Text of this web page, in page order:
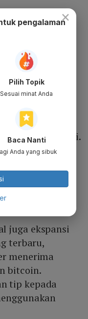
Musk Tesla
pada Februari.
El Salvador,
dari
Morgan dan
juga ekspansi
terbaru,
menerima
bitcoin.
tip kepada
×
pengalaman
Pilih Topik
Sesuai minat Anda
Baca Nanti
Anda yang sibuk